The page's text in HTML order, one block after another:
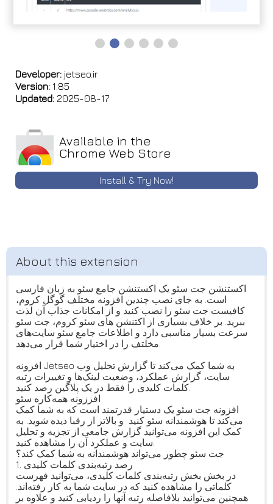
Developer: jetseo.ir
Version: 1.85
Updated: 2025-08-17
Available in the
Chrome Web Store
Install & Try Now!
اکستنشن جت سئو یک اکستنشن جامع سئو به زبان فارسی
است. به جای نصب چندین افزونه مختلف گوگل کروم،
کافیست جت سئو را نصب کنید و از امکانات جذاب آن لذت
ببرید. بر خلاف بسیاری از اکتنشن های سئو کروم، جت سئو
سرعت بسیار مناسبی دارد و اطلاعات جامع سئو سایت‌های
افزونه Jetseo به شما کمک می‌کند تا گزارش تحلیل وب
سایت، گزارش عملکرد، وضعیت لینک‌ها و تغییرات رتبه
افززونه همه‌کاره سئو
افزونه جت سئو یک دستیار قدرتمند است که به شما کمک
می‌کند تا هوشمندانه سئو کنید و بالاتر از رقبا دیده شوید. به
کمک این افزونه می‌توانید گزارش جامعی از تجزیه و تحلیل
جت سئو چطور می‌تواند هوشمندانه به شما کمک کند؟
1. رصد رتبه‌بندی کلمات کلیدی
در بخش بخش رتبه‌بندی کلمات کلیدی، می‌توانید فهرست
کلماتی را مشاهده کنید که در سایت شما به کار رفته‌اند.
همچنین می‌توانید بلافاصله رتبه آنها را ردیابی کنید و علاوه بر